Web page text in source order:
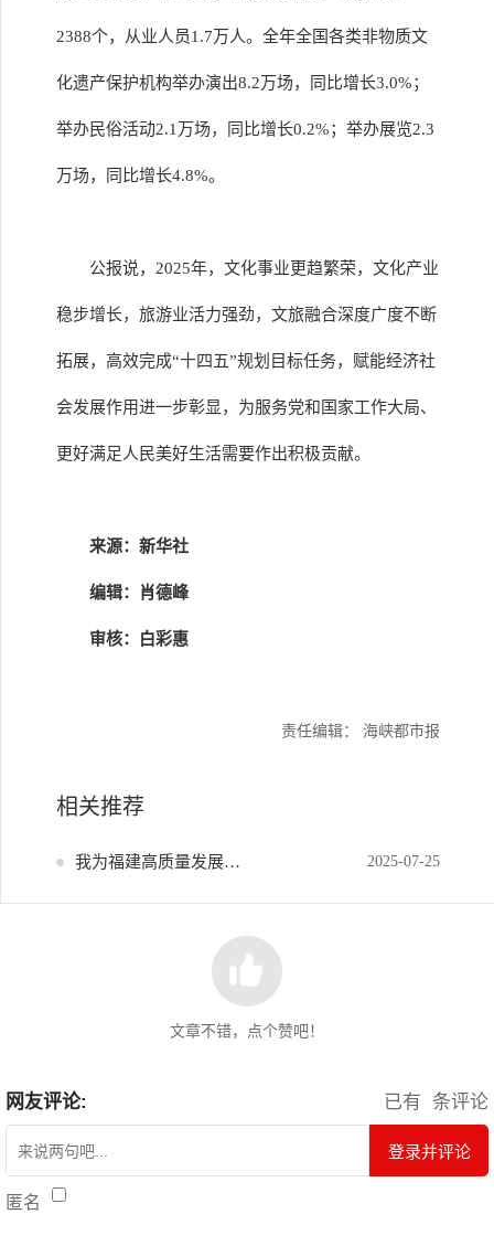
2388个，从业人员1.7万人。全年全国各类非物质文
化遗产保护机构举办演出8.2万场，同比增长3.0%；
举办民俗活动2.1万场，同比增长0.2%；举办展览2.3
万场，同比增长4.8%。
公报说，2025年，文化事业更趋繁荣，文化产业
稳步增长，旅游业活力强劲，文旅融合深度广度不断
拓展，高效完成“十四五”规划目标任务，赋能经济社
会发展作用进一步彰显，为服务党和国家工作大局、
更好满足人民美好生活需要作出积极贡献。
来源：新华社
编辑：肖德峰
审核：白彩惠
责任编辑： 海峡都市报
相关推荐
我为福建高质量发展献策 2025-07-25
文章不错，点个赞吧！
网友评论: 已有 条评论
登录并评论
匿名